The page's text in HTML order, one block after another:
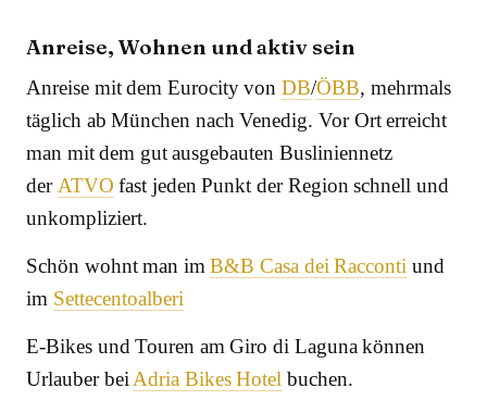
Anreise, Wohnen und aktiv sein
Anreise mit dem Eurocity vonDB/ÖBB, mehrmals
täglich ab München nach Venedig. Vor Ort erreicht
man mit dem gut ausgebauten Busliniennetz
der ATVO fast jeden Punkt der Region schnell und
unkompliziert.
Schön wohnt man imB&B Casa dei Racconti und
im Settecentoalberi
E-Bikes und Touren am Giro di Laguna können
Urlauber bei Adria Bikes Hotel buchen.